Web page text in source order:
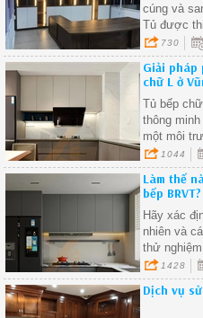
cúng và
Tủ được
phù hợp
730
Giải pháp
chữ L ở
Tủ bếp
thông
một môi
1044
Làm thế
bếp BRVT?
Hãy xác
nhiên và
thử
cuối cùng.
1428
Dịch vụ